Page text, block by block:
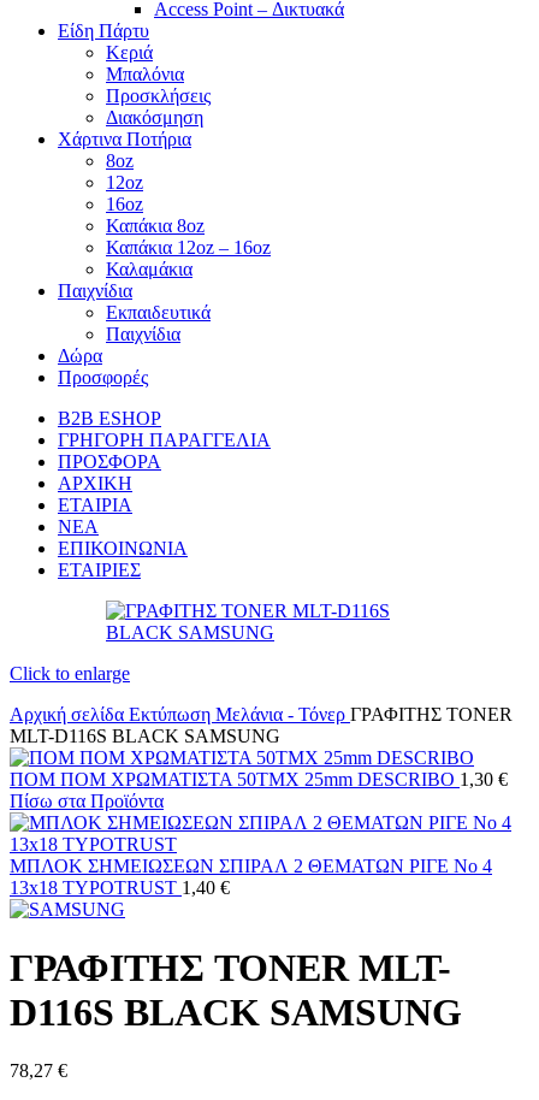
Access Point – Δικτυακά
Είδη Πάρτυ
Κεριά
Μπαλόνια
Προσκλήσεις
Διακόσμηση
Χάρτινα Ποτήρια
8oz
12oz
16oz
Καπάκια 8oz
Καπάκια 12oz – 16oz
Καλαμάκια
Παιχνίδια
Εκπαιδευτικά
Παιχνίδια
Δώρα
Προσφορές
B2B ESHOP
ΓΡΗΓΟΡΗ ΠΑΡΑΓΓΕΛΙΑ
ΠΡΟΣΦΟΡΑ
ΑΡΧΙΚΗ
ΕΤΑΙΡΙΑ
ΝΕΑ
ΕΠΙΚΟΙΝΩΝΙΑ
ΕΤΑΙΡΙΕΣ
Click to enlarge
Αρχική σελίδα Εκτύπωση Μελάνια - Τόνερ ΓΡΑΦΙΤΗΣ TONER
MLT-D116S BLACK SAMSUNG
ΠΟΜ ΠΟΜ ΧΡΩΜΑΤΙΣΤΑ 50TΜΧ 25mm DESCRIBO 1,30 €
Πίσω στα Προϊόντα
ΜΠΛΟΚ ΣΗΜΕΙΩΣΕΩΝ ΣΠΙΡΑΛ 2 ΘΕΜΑΤΩΝ ΡΙΓΕ Νο 4
13x18 TYPOTRUST 1,40 €
ΓΡΑΦΙΤΗΣ TONER MLT-
D116S BLACK SAMSUNG
78,27 €